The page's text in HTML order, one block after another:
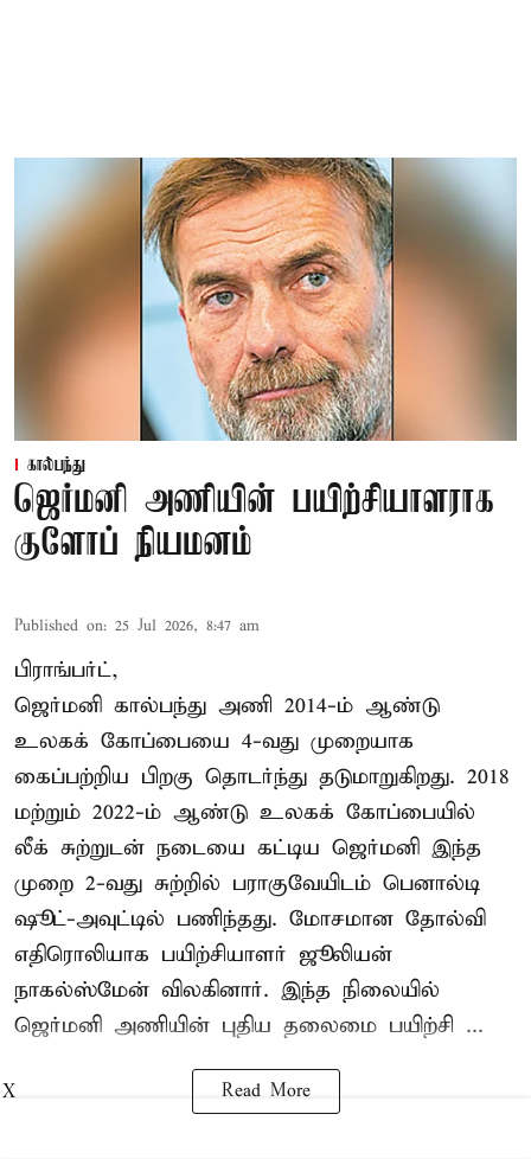
கால்பந்து
ஜெர்மனி அணியின் பயிற்சியாளராக
குளோப் நியமனம்
Published on: 25 Jul 2026, 8:47 am
பிராங்பர்ட்,
ஜெர்மனி கால்பந்து அணி 2014-ம் ஆண்டு
உலகக் கோப்பையை 4-வது முறையாக
கைப்பற்றிய பிறகு தொடர்ந்து தடுமாறுகிறது. 2018
மற்றும் 2022-ம் ஆண்டு உலகக் கோப்பையில்
லீக் சுற்றுடன் நடையை கட்டிய ஜெர்மனி இந்த
முறை 2-வது சுற்றில் பராகுவேயிடம் பெனால்டி
ஷூட்-அவுட்டில் பணிந்தது. மோசமான தோல்வி
எதிரொலியாக பயிற்சியாளர் ஜூலியன்
நாகல்ஸ்மேன் விலகினார். இந்த நிலையில்
ஜெர்மனி அணியின் புதிய தலைமை பயிற்சி ...
Read More
X